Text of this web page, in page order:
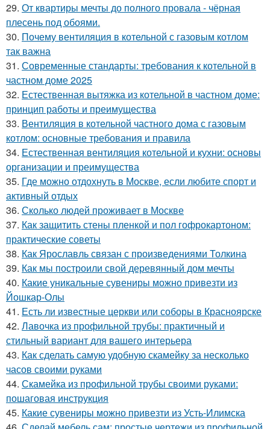
29. От квартиры мечты до полного провала - чёрная
плесень под обоями.
30. Почему вентиляция в котельной с газовым котлом
так важна
31. Современные стандарты: требования к котельной в
частном доме 2025
32. Естественная вытяжка из котельной в частном доме:
принцип работы и преимущества
33. Вентиляция в котельной частного дома с газовым
котлом: основные требования и правила
34. Естественная вентиляция котельной и кухни: основы
организации и преимущества
35. Где можно отдохнуть в Москве, если любите спорт и
активный отдых
36. Сколько людей проживает в Москве
37. Как защитить стены пленкой и пол гофрокартоном:
практические советы
38. Как Ярославль связан с произведениями Толкина
39. Как мы построили свой деревянный дом мечты
40. Какие уникальные сувениры можно привезти из
Йошкар-Олы
41. Есть ли известные церкви или соборы в Красноярске
42. Лавочка из профильной трубы: практичный и
стильный вариант для вашего интерьера
43. Как сделать самую удобную скамейку за несколько
часов своими руками
44. Скамейка из профильной трубы своими руками:
пошаговая инструкция
45. Какие сувениры можно привезти из Усть-Илимска